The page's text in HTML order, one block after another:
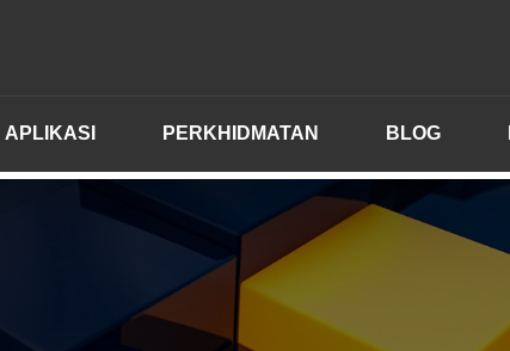
APLIKASI PERKHIDMATAN BLOG